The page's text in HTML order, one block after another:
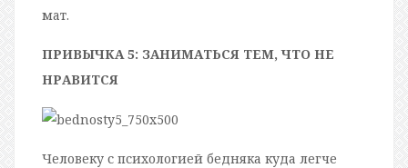
мат.
ПРИВЫЧКА 5: ЗАНИМАТЬСЯ ТЕМ, ЧТО НЕ
НРАВИТСЯ
Человеку с психологией бедняка куда легче